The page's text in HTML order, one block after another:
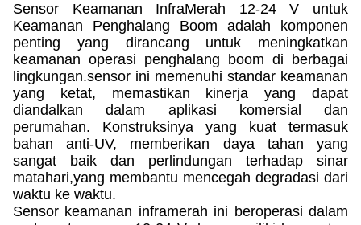
Sensor Keamanan InfraMerah 12-24 V untuk
Keamanan Penghalang Boom adalah komponen
penting yang dirancang untuk meningkatkan
keamanan operasi penghalang boom di berbagai
lingkungan.sensor ini memenuhi standar keamanan
yang ketat, memastikan kinerja yang dapat
diandalkan dalam aplikasi komersial dan
perumahan. Konstruksinya yang kuat termasuk
bahan anti-UV, memberikan daya tahan yang
sangat baik dan perlindungan terhadap sinar
matahari,yang membantu mencegah degradasi dari
waktu ke waktu.
Sensor keamanan inframerah ini beroperasi dalam